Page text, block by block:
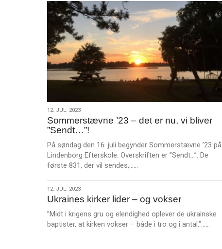
12.
jul.
2023
12. JUL. 2023
Sommerstævne ’23 – det er nu, vi bliver
”Sendt…”!
På søndag den 16. juli begynder Sommerstævne ’23 på
Lindenborg Efterskole. Overskriften er ”Sendt…”. De
første 831, der vil sendes,……
m
r
e
12.
jul.
2023
12. JUL. 2023
Ukraines kirker lider – og vokser
”Midt i krigens gru og elendighed oplever de ukrainske
baptister, at kirken vokser – både i tro og i antal.”……